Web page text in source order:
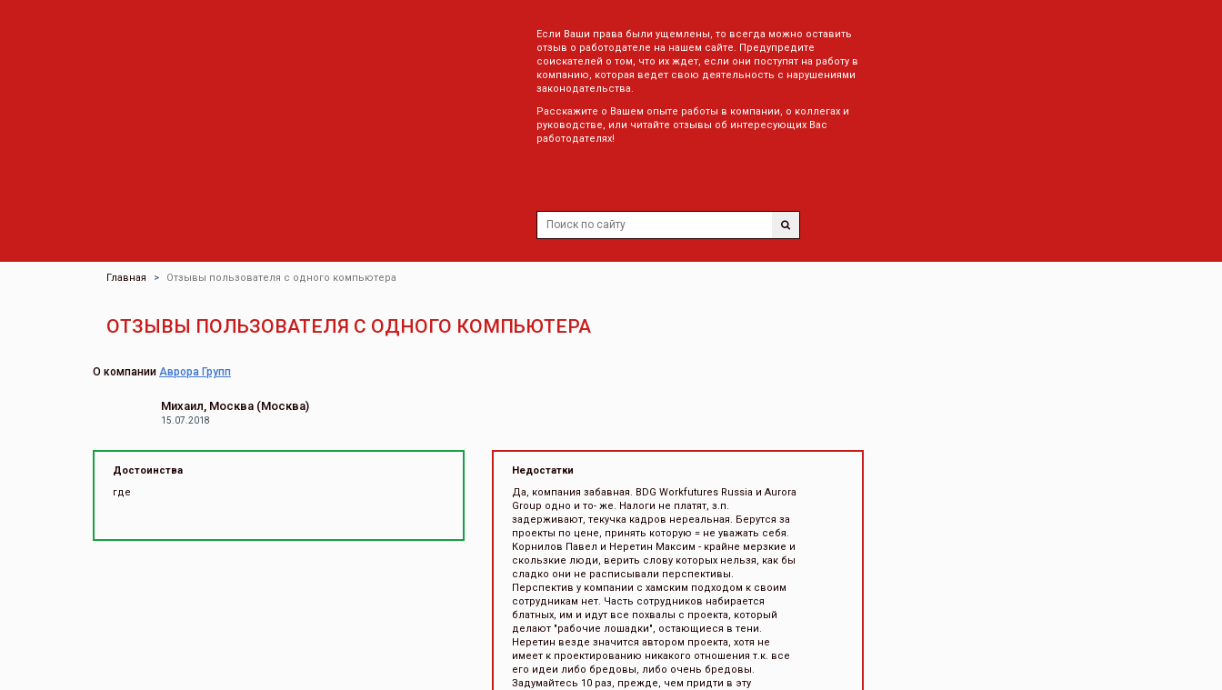
Если Ваши права были ущемлены, то всегда можно оставить
отзыв о работодателе на нашем сайте. Предупредите
соискателей о том, что их ждет, если они поступят на работу в
компанию, которая ведет свою деятельность с нарушениями
законодательства.
Расскажите о Вашем опыте работы в компании, о коллегах и
руководстве, или читайте отзывы об интересующих Вас
работодателях!
Главная Отзывы пользователя с одного компьютера
ОТЗЫВЫ ПОЛЬЗОВАТЕЛЯ С ОДНОГО КОМПЬЮТЕРА
О компании Аврора Групп
Михаил, Москва (Москва)
15.07.2018
Достоинства
где
Недостатки
Да, компания забавная. BDG Workfutures Russia и Aurora
Group одно и то- же. Налоги не платят, з.п.
задерживают, текучка кадров нереальная. Берутся за
проекты по цене, принять которую = не уважать себя.
Корнилов Павел и Неретин Максим - крайне мерзкие и
скользкие люди, верить слову которых нельзя, как бы
сладко они не расписывали перспективы.
Перспектив у компании с хамским подходом к своим
сотрудникам нет. Часть сотрудников набирается
блатных, им и идут все похвалы с проекта, который
делают "рабочие лошадки", остающиеся в тени.
Неретин везде значится автором проекта, хотя не
имеет к проектированию никакого отношения т.к. все
его идеи либо бредовы, либо очень бредовы.
Задумайтесь 10 раз, прежде, чем придти в эту